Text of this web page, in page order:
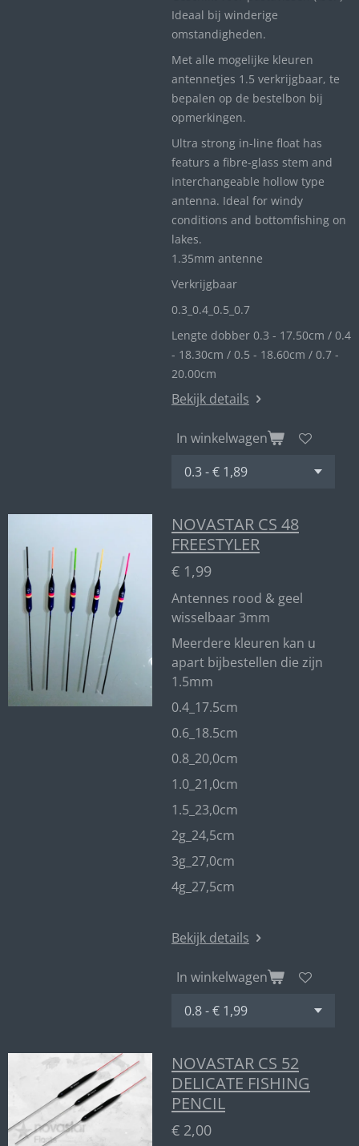
Ideaal bij winderige
omstandigheden.
Met alle mogelijke kleuren
antennetjes 1.5 verkrijgbaar, te
bepalen op de bestelbon bij
opmerkingen.
Ultra strong in-line float has
featurs a fibre-glass stem and
interchangeable hollow type
antenna. Ideal for windy
conditions and bottomfishing on
lakes.
1.35mm antenne
Verkrijgbaar
0.3_ 0.4_ 0.5_0.7
Lengte dobber 0.3 - 17.50cm / 0.4
- 18.30cm / 0.5 - 18.60cm / 0.7 -
20.00cm
Bekijk details
In winkelwagen
NOVASTAR CS 48
FREESTYLER
€ 1,99
Antennes rood & geel
wisselbaar 3mm
Meerdere kleuren kan u
apart bijbestellen die zijn
1.5mm
0.4_17.5cm
0.6_18.5cm
0.8_20,0cm
1.0_21,0cm
1.5_23,0cm
2g_24,5cm
3g_27,0cm
4g_27,5cm
Bekijk details
In winkelwagen
NOVASTAR CS 52
DELICATE FISHING
PENCIL
€ 2,00